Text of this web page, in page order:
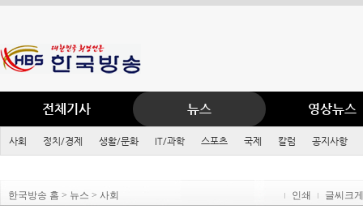
전체기사 뉴스 영상뉴스
사회 정치/경제 생활/문화 IT/과학 스포츠 국제 칼럼 공지사항
한국방송 홈 > 뉴스 > 사회 인쇄 글씨크게